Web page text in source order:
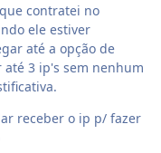
contratei no
ele estiver
até a opção de
3 ip's sem nenhum
receber o ip p/ fazer